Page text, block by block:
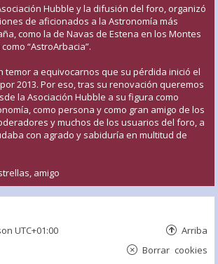
Hubble y la difusión del foro, organizó
de aficionados a la Astronomía más
como la de Navas de Estena en los Montes
“AstroArbacia”.
temor a equivocarnos que su pérdida inició el
2013. Por eso, tras su renovación queremos
la Asociación Hubble a su figura como
como persona y como gran amigo de los
y muchos de los usuarios del foro, a
con agrado y sabiduría en multitud de
amigo
UTC+01:00 Arriba
Borrar cookies